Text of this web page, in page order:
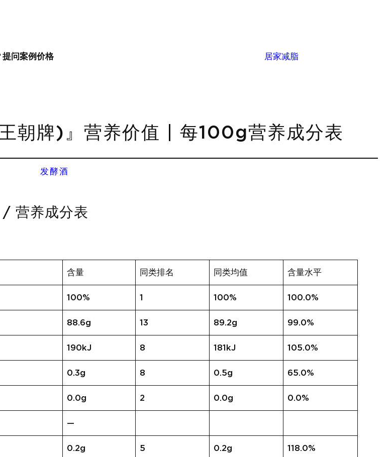
提问案例价格 居家减脂
王朝牌)』营养价值 | 每100g营养成分表
发酵酒
/ 营养成分表
含量 同类排名 同类均值 含量水平
100% 1 100% 100.0%
88.6g 13 89.2g 99.0%
190kJ 8 181kJ 105.0%
0.3g 8 0.5g 65.0%
0.0g 2 0.0g 0.0%
—
0.2g 5 0.2g 118.0%